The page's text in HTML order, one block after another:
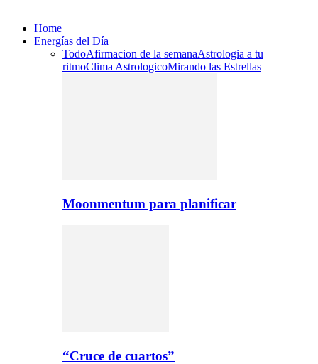
Home
Energías del Día
TodoAfirmacion de la semanaAstrologia a tu
ritmoClima AstrologicoMirando las Estrellas
Moonmentum para planificar
“Cruce de cuartos”